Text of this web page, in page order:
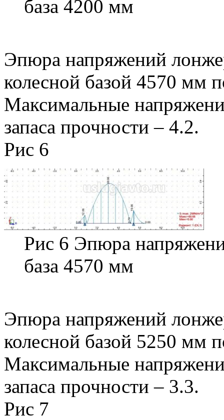
база 4200 мм
Эпюра напряжений
колесной базой 4570 мм
Максимальные
запаса прочности – 4.2.
Рис 6
Рис 6 Эпюра
база 4570 мм
Эпюра напряжений
колесной базой 5250 мм
Максимальные
запаса прочности – 3.3.
Рис 7